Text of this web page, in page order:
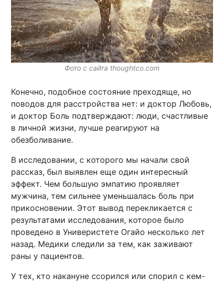
Фото с сайта thoughtco.com
Конечно, подобное состояние преходяще, но
поводов для расстройства нет: и доктор Любовь,
и доктор Боль подтверждают: люди, счастливые
в личной жизни, лучше реагируют на
обезболивание.
В исследовании, с которого мы начали свой
рассказ, был выявлен еще один интересный
эффект. Чем большую эмпатию проявляет
мужчина, тем сильнее уменьшалась боль при
прикосновении. Этот вывод перекликается с
результатами исследования, которое было
проведено в Универистете Огайо несколько лет
назад. Медики следили за тем, как заживают
раны у пациентов.
У тех, кто накануне ссорился или спорил с кем-